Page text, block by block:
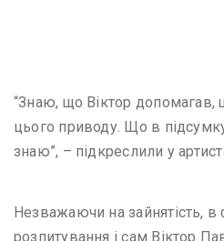
“Знаю, що Віктор допомагав,
цього приводу. Що в
знаю”, – підкреслили у
Незважаючи на зайнятість, в
розпитування і сам Віктор